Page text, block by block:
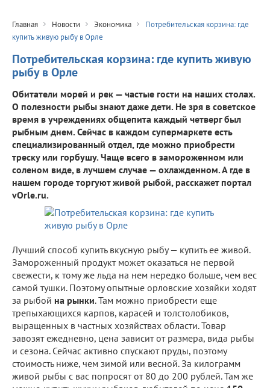
Главная Новости Экономика
Потребительская корзина: где
купить живую рыбу в Орле
Потребительская корзина: где купить живую
рыбу в Орле
Обитатели морей и рек — частые гости на наших столах.
О полезности рыбы знают даже дети. Не зря в советское
время в учреждениях общепита каждый четверг был
рыбным днем. Сейчас в каждом супермаркете есть
специализированный отдел, где можно приобрести
треску или горбушу. Чаще всего в замороженном или
соленом виде, в лучшем случае — охлажденном. А где в
нашем городе торгуют живой рыбой, расскажет портал
vOrle.ru.
Лучший способ купить вкусную рыбу — купить ее живой.
Замороженный продукт может оказаться не первой
свежести, к тому же льда на нем нередко больше, чем вес
самой тушки. Поэтому опытные орловские хозяйки ходят
за рыбой на рынки. Там можно приобрести еще
трепыхающихся карпов, карасей и толстолобиков,
выращенных в частных хозяйствах области. Товар
завозят ежедневно, цена зависит от размера, вида рыбы
и сезона. Сейчас активно спускают пруды, поэтому
стоимость ниже, чем зимой или весной. За килограмм
живой рыбы с вас попросят от 80 до 200 рублей. Там же